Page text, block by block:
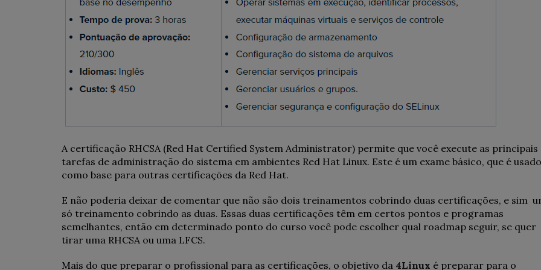
A certificação RHCSA (Red Hat Certified System Administrator) permite que você execute as principais
tarefas de administração do sistema em ambientes Red Hat Linux. Este é um exame básico, que é usado
como base para outras certificações da Red Hat.
E não poderia deixar de comentar que não são dois treinamentos cobrindo duas certificações, e sim
só treinamento cobrindo as duas. Essas duas certificações têm em certos pontos e programas
semelhantes, então em determinado ponto do curso você pode escolher qual roadmap seguir, se quer
tirar uma RHCSA ou uma LFCS.
Mais do que preparar o profissional para as certificações, o objetivo da 4Linux é preparar para o